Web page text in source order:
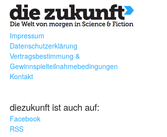
Impressum
Datenschutzerklärung
Vertragsbestimmung &
Gewinnspielteilnahmebedingungen
Kontakt
diezukunft ist auch auf:
Facebook
RSS